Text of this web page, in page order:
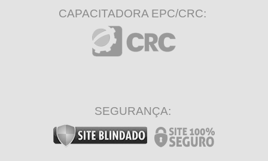
CAPACITADORA EPC/CRC:
SEGURANÇA: